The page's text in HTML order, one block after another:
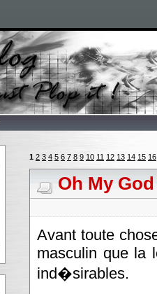
1 2 3 4 5 6 7 8 9 10 11 12 13 14 15 16
Oh My
Avant toute
masculin que la
ind�sirables.